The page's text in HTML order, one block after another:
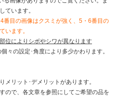
ています。
番目の画像はクスミが強く、5・6番目の
います。
位によりシボやシワが異なります
の設定･角度により多少かわります。
メリット･デメリットがあります。
ので、各文章を参照にしてご希望の品を